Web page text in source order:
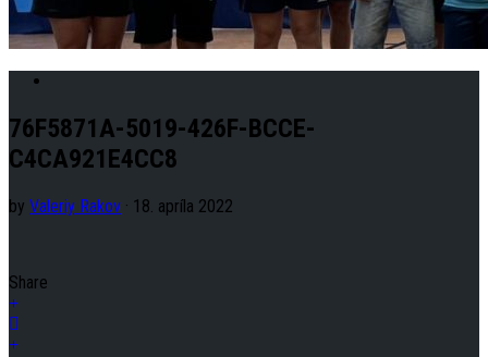
76F5871A-5019-426F-BCCE-
C4CA921E4CC8
by Valeriy Rakov · 18. apríla 2022
Share